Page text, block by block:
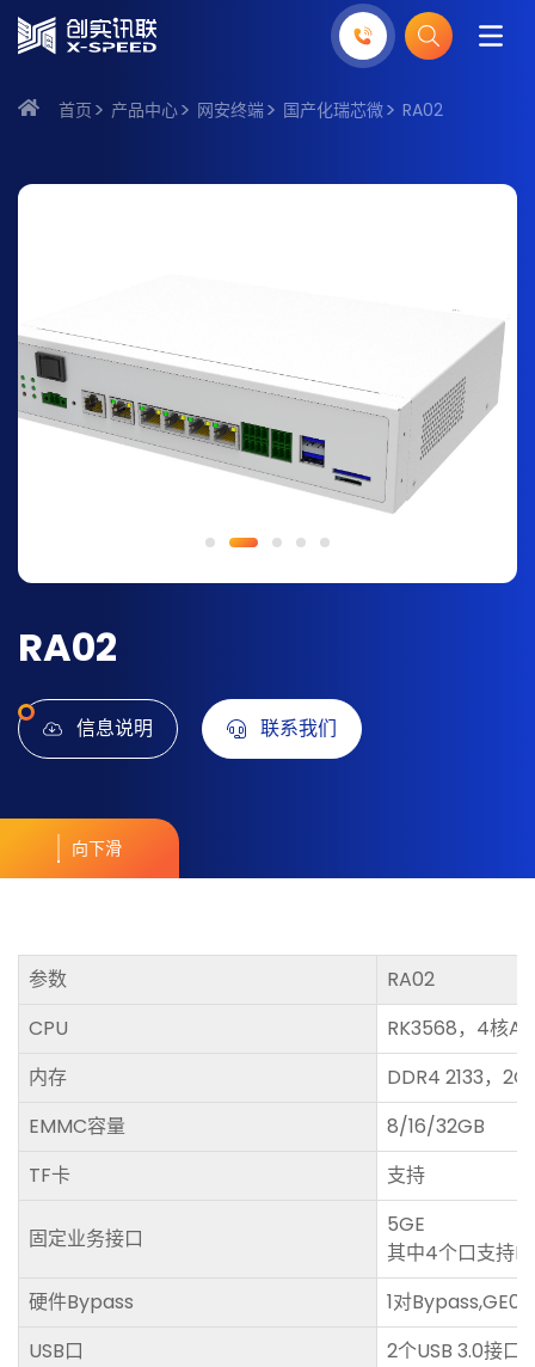
首页 产品中心 网安终端 国产化瑞芯微 RA02
RA02
信息说明 联系我们
向下滑
参数
RA02
CPU
RK3568，4核
内存
DDR4 2133，
EMMC容量
8/16/32GB
TF卡
支持
固定业务接口
5GE
其中4个口支持
硬件Bypass
1对Bypass,GE0-
USB口
2个USB 3.0接口